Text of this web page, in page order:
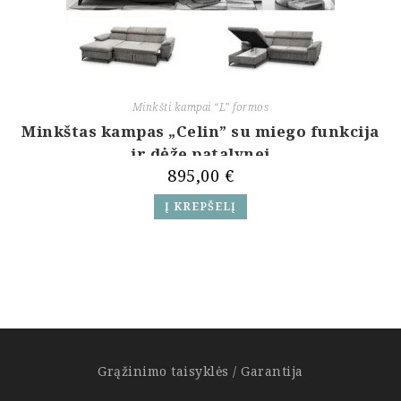
Minkšti kampai “L” formos
Minkštas kampas „Celin” su miego funkcija
ir dėže patalynei
895,00 €
Į KREPŠELĮ
Grąžinimo taisyklės / Garantija